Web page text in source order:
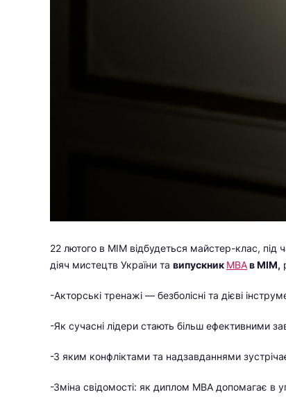
22 лютого в МІМ відбудеться майстер-клас, під
діяч мистецтв України та випускник МВАв МІМ,
-Акторські тренажі — безболісні та дієві
-Як сучасні лідери стають більш ефективними
-З яким конфліктами та надзавданнями
-Зміна свідомості: як диплом МВА допомагає в